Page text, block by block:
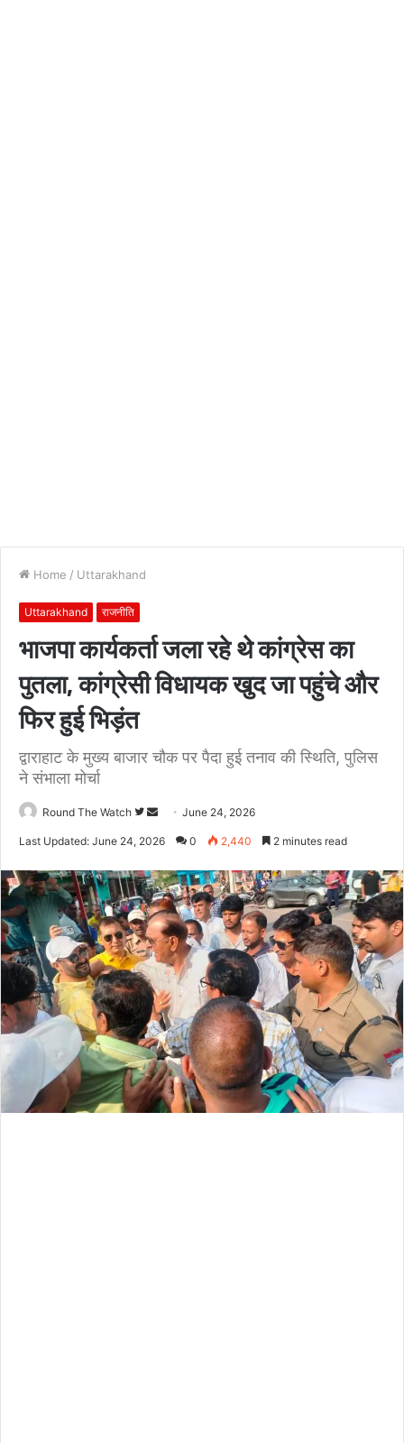
Home / Uttarakhand
Uttarakhand राजनीति
भाजपा कार्यकर्ता जला रहे थे कांग्रेस का
पुतला, कांग्रेसी विधायक खुद जा पहुंचे और
फिर हुई भिड़ंत
द्वाराहाट के मुख्य बाजार चौक पर पैदा हुई तनाव की स्थिति, पुलिस
ने संभाला मोर्चा
Round The Watch
Follow
SendJune 24, 2026
Last Updated: June 24, 2026 0 2,440 2 minutes read